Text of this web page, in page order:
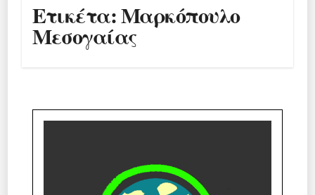
Ετικέτα:Μαρκόπουλο
Μεσογαίας